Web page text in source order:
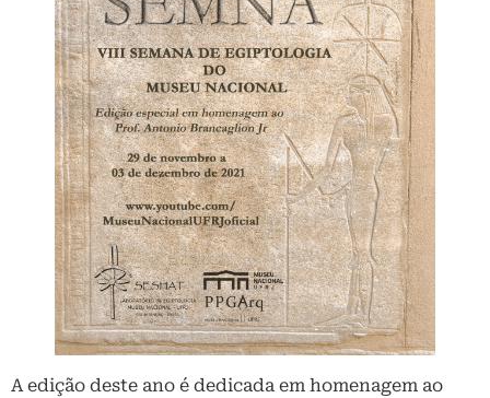
A edição deste ano é dedicada em homenagem ao